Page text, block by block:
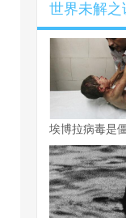
世界未解之
埃博拉病毒是